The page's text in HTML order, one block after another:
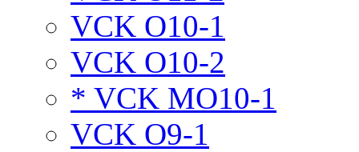
VCK O10-1
VCK O10-2
* VCK MO10-1
VCK O9-1